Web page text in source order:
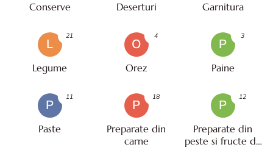
Conserve Deserturi Garnitura
L
Legume
21
O
Orez
4
P
Paine
3
P
Paste
11
P
Preparate din
carne
18
P
Preparate din
peste si fructe de
12